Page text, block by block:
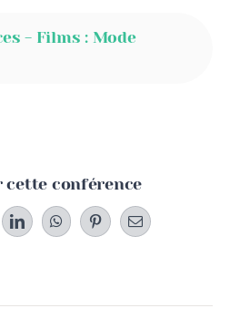
- Films : Mode
cette conférence
LinkedInWhatsAppPinterestEmail